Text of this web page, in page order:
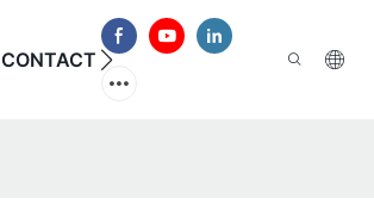
CONTACT US الأسئلة الشائعة